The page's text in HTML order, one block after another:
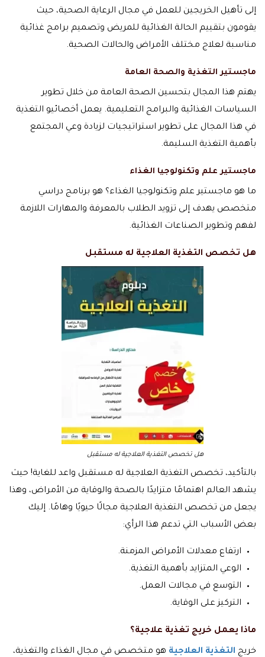
إلى تأهيل الخريجين للعمل في مجال الرعاية الصحية، حيث
يقومون بتقييم الحالة الغذائية للمريض وتصميم برامج غذائية
مناسبة لعلاج مختلف الأمراض والحالات الصحية.
ماجستير التغذية والصحة العامة
يهتم هذا المجال بتحسين الصحة العامة من خلال تطوير
السياسات الغذائية والبرامج التعليمية. يعمل أخصائيو التغذية
في هذا المجال على تطوير استراتيجيات لزيادة وعي المجتمع
بأهمية التغذية السليمة.
ماجستير علم وتكنولوجيا الغذاء
ما هو ماجستير علم وتكنولوجيا الغذاء؟ هو برنامج دراسي
متخصص يهدف إلى تزويد الطلاب بالمعرفة والمهارات اللازمة
لفهم وتطوير الصناعات الغذائية.
هل تخصص التغذية العلاجية له مستقبل
هل تخصص التغذية العلاجية له مستقبل
بالتأكيد، تخصص التغذية العلاجية له مستقبل واعد للغاية! حيث
يشهد العالم اهتمامًا متزايدًا بالصحة والوقاية من الأمراض، وهذا
يجعل من تخصص التغذية العلاجية مجالًا حيويًا وهامًا. إليك
بعض الأسباب التي تدعم هذا الرأي:
ارتفاع معدلات الأمراض المزمنة.
الوعي المتزايد بأهمية التغذية.
التوسع في مجالات العمل.
التركيز على الوقاية.
ماذا يعمل خريج تغذية علاجية؟
خريج التغذية العلاجية هو متخصص في مجال الغذاء والتغذية،